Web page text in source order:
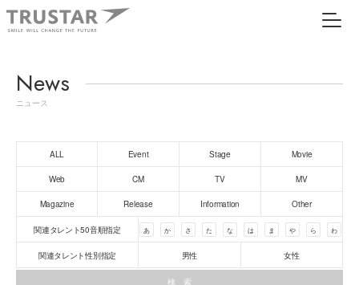
News
ニュース
ALL Event Stage Movie
Web CM TV MV
Magazine Release Information Other
関連タレント50音順指定 あ か さ た な は ま や ら わ
関連タレント性別指定 男性 女性